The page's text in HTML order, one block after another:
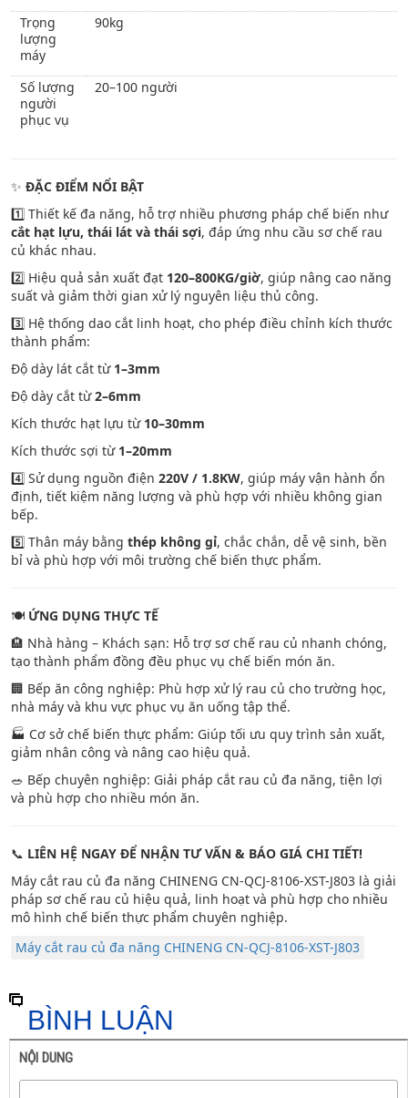
Trọng
lượng
máy
90kg
Số lượng
người
phục vụ
20–100 người
✨ ĐẶC ĐIỂM NỔI BẬT
1️⃣ Thiết kế đa năng, hỗ trợ nhiều phương pháp chế biến như
cắt hạt lựu, thái lát và thái sợi, đáp ứng nhu cầu sơ chế rau
củ khác nhau.
2️⃣ Hiệu quả sản xuất đạt 120–800KG/giờ, giúp nâng cao năng
suất và giảm thời gian xử lý nguyên liệu thủ công.
3️⃣ Hệ thống dao cắt linh hoạt, cho phép điều chỉnh kích thước
thành phẩm:
Độ dày lát cắt từ 1–3mm
Độ dày cắt từ2–6mm
Kích thước hạt lựu từ 10–30mm
Kích thước sợi từ 1–20mm
4️⃣ Sử dụng nguồn điện 220V / 1.8KW, giúp máy vận hành ổn
định, tiết kiệm năng lượng và phù hợp với nhiều không gian
bếp.
5️⃣ Thân máy bằng thép không gỉ, chắc chắn, dễ vệ sinh, bền
bỉ và phù hợp với môi trường chế biến thực phẩm.
🍽️ ỨNG DỤNG THỰC TẾ
🏨 Nhà hàng – Khách sạn: Hỗ trợ sơ chế rau củ nhanh chóng,
tạo thành phẩm đồng đều phục vụ chế biến món ăn.
🏢 Bếp ăn công nghiệp: Phù hợp xử lý rau củ cho trường học,
nhà máy và khu vực phục vụ ăn uống tập thể.
🏭 Cơ sở chế biến thực phẩm: Giúp tối ưu quy trình sản xuất,
giảm nhân công và nâng cao hiệu quả.
🥗 Bếp chuyên nghiệp: Giải pháp cắt rau củ đa năng, tiện lợi
và phù hợp cho nhiều món ăn.
📞 LIÊN HỆ NGAY ĐỂ NHẬN TƯ VẤN & BÁO GIÁ CHI TIẾT!
Máy cắt rau củ đa năng CHINENG CN-QCJ-8106-XST-J803 là giải
pháp sơ chế rau củ hiệu quả, linh hoạt và phù hợp cho nhiều
mô hình chế biến thực phẩm chuyên nghiệp.
Máy cắt rau củ đa năng CHINENG CN-QCJ-8106-XST-J803
BÌNH LUẬN
NỘI DUNG